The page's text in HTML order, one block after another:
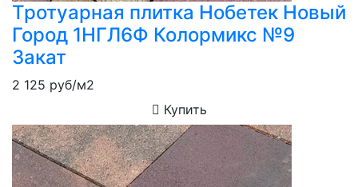
Тротуарная плитка Нобетек Новый
Город 1НГЛ6Ф Колормикс №9
Закат
2 125 руб/м2
Купить